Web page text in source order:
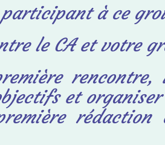
à ce
le CA et votre
rencontre,
et
rédaction